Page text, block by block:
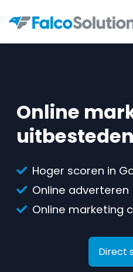
Online
uitbesteden
Hoger scoren in
Online adverteren
Online marketing
Direct